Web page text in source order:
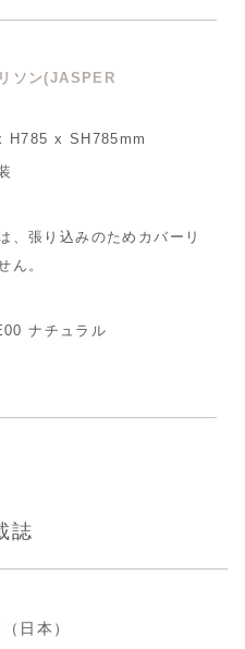
ソン(JASPER
H785 x SH785mm
、張り込みのためカバーリ
ん。
ナチュラル
誌
日本）